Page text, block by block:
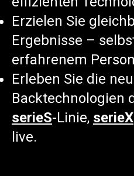
Erzielen Sie
Ergebnisse –
erfahrenem
Erleben Sie die
Backtechnologien
serieS-Linie, serieX
live.